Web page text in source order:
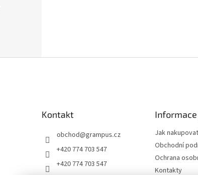
Kontakt
obchod@grampus.cz
+420 774 703 547
+420 774 703 547
Jak nakupovat
Obchodní
Ochrana
Kontakty